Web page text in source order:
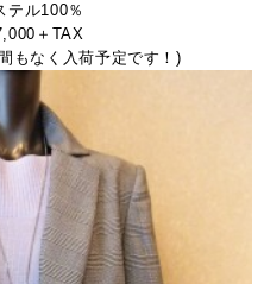
ル100％
＋TAX
もなく入荷予定です！)